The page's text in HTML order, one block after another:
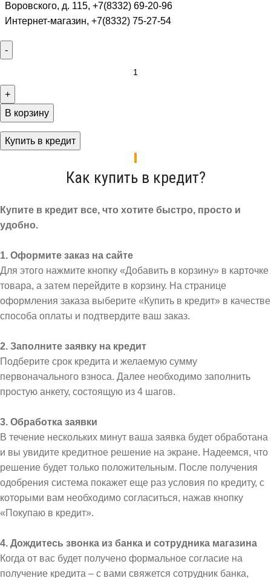
Воровского, д. 115, +7(8332) 69-20-96
Интернет-магазин, +7(8332) 75-27-54
В корзину
Купить в кредит
Как купить в кредит?
Купите в кредит все, что хотите быстро, просто и
удобно.
1. Оформите заказ на сайте
Для этого нажмите кнопку «Добавить в корзину» в карточке
товара, а затем перейдите в корзину. На странице
оформления заказа выберите «Купить в кредит» в качестве
способа оплаты и подтвердите ваш заказ.
2. Заполните заявку на кредит
Подберите срок кредита и желаемую сумму
первоначального взноса. Далее необходимо заполнить
простую анкету, состоящую из 4 шагов.
3. Обработка заявки
В течение нескольких минут ваша заявка будет обработана
и вы увидите кредитное решение на экране. Надеемся, что
решение будет только положительным. После получения
одобрения система покажет еще раз условия по кредиту, с
которыми вам необходимо согласиться, нажав кнопку
«Покупаю в кредит».
4. Дождитесь звонка из банка и сотрудника магазина
Когда от вас будет получено формальное согласие на
получение кредита – с вами свяжется сотрудник банка,